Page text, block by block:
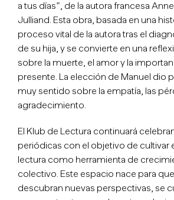
a tus días”, de la autora francesa
Julliand. Esta obra, basada en una
proceso vital de la autora tras el
de su hija, y se convierte en una
sobre la muerte, el amor y la
presente. La elección de Manuel dio
muy sentido sobre la empatía, las
agradecimiento.
El Klub de Lectura continuará
periódicas con el objetivo de cultivar
lectura como herramienta de
colectivo. Este espacio nace para
descubran nuevas perspectivas, se